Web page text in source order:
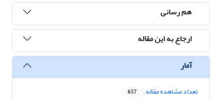
هم رسانی
ارجاع به این مقاله
آمار
تعداد مشاهده مقاله 657